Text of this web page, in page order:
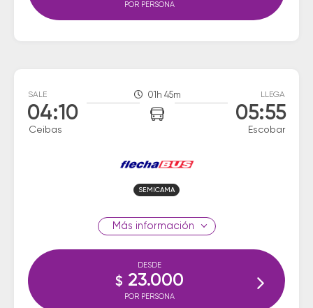
POR PERSONA
SALE
04:10
Ceibas
01h 45m LLEGA
05:55
Escobar
SEMICAMA
información
DESDE
$ 23.000
POR PERSONA